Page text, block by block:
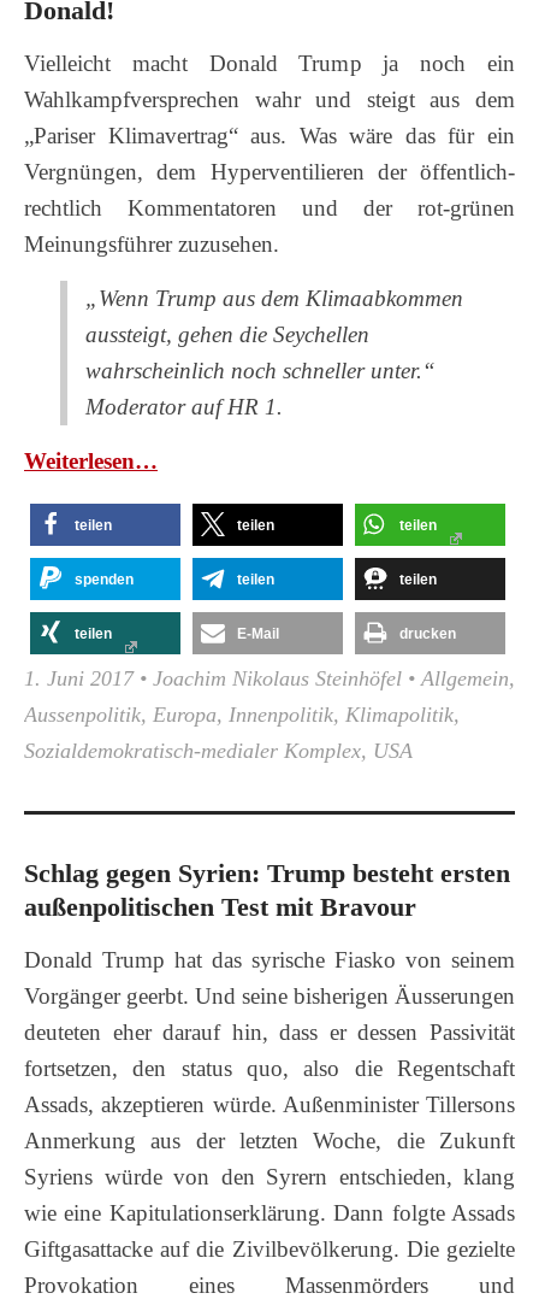
Donald!
Vielleicht macht Donald Trump ja noch ein
Wahlkampfversprechen wahr und steigt aus dem
„Pariser Klimavertrag“ aus. Was wäre das für ein
Vergnüngen, dem Hyperventilieren der öffentlich-
rechtlich Kommentatoren und der rot-grünen
Meinungsführer zuzusehen.
„Wenn Trump aus dem Klimaabkommen
aussteigt, gehen die Seychellen
wahrscheinlich noch schneller unter.“
Moderator auf HR 1.
Wei­ter­le­sen…
teilen teilen teilen
spenden teilen teilen
teilen E-Mail drucken
1. Juni 2017• Joachim Nikolaus Steinhöfel •Allgemein,
Aussenpolitik, Europa, Innenpolitik, Klimapolitik,
Sozialdemokratisch-medialer Komplex, USA
Schlag gegen Syrien: Trump besteht ersten
außenpolitischen Test mit Bravour
Donald Trump hat das syrische Fiasko von seinem
Vorgänger geerbt. Und seine bisherigen Äusserungen
deuteten eher darauf hin, dass er dessen Passivität
fortsetzen, den status quo, also die Regentschaft
Assads, akzeptieren würde. Außenminister Tillersons
Anmerkung aus der letzten Woche, die Zukunft
Syriens würde von den Syrern entschieden, klang
wie eine Kapitulationserklärung. Dann folgte Assads
Giftgasattacke auf die Zivilbevölkerung. Die gezielte
Provokation eines Massenmörders und